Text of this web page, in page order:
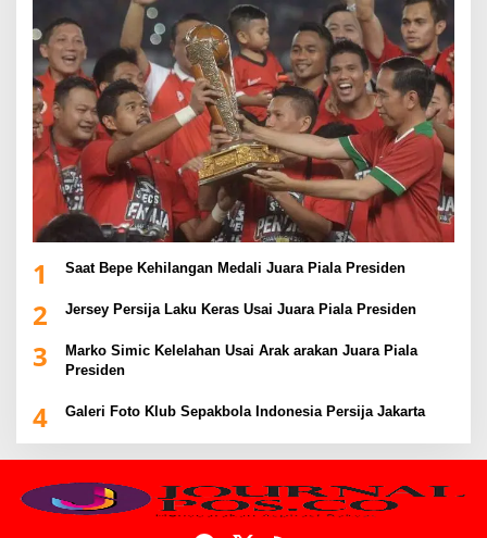
1 Saat Bepe Kehilangan Medali Juara Piala Presiden
2 Jersey Persija Laku Keras Usai Juara Piala Presiden
3
Marko Simic Kelelahan Usai Arak arakan Juara Piala
Presiden
4 Galeri Foto Klub Sepakbola Indonesia Persija Jakarta